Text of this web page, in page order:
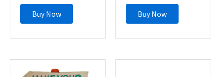
Buy Now Buy Now